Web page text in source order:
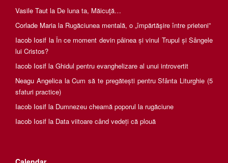
Vasile Taut la De luna ta, Măicuţă…
Corlade Maria la Rugăciunea mentală, o „împărtăşire între prieteni”
Iacob Iosif la În ce moment devin pâinea și vinul Trupul și Sângele
lui Cristos?
Iacob Iosif la Ghidul pentru evanghelizare al unui introvertit
Neagu AngelicalaCum să te pregătești pentru Sfânta Liturghie (5
sfaturi practice)
Iacob Iosif la Dumnezeu cheamă poporul la rugăciune
Iacob Iosif la Data viitoare când vedeți că plouă